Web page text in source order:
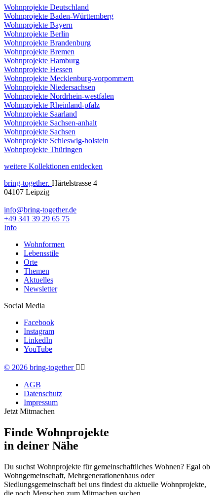
Wohnprojekte Deutschland
Wohnprojekte Baden-Württemberg
Wohnprojekte Bayern
Wohnprojekte Berlin
Wohnprojekte Brandenburg
Wohnprojekte Bremen
Wohnprojekte Hamburg
Wohnprojekte Hessen
Wohnprojekte Mecklenburg-vorpommern
Wohnprojekte Niedersachsen
Wohnprojekte Nordrhein-westfalen
Wohnprojekte Rheinland-pfalz
Wohnprojekte Saarland
Wohnprojekte Sachsen-anhalt
Wohnprojekte Sachsen
Wohnprojekte Schleswig-holstein
Wohnprojekte Thüringen
weitere Kollektionen entdecken
bring-together. Härtelstrasse 4
04107 Leipzig
info@bring-together.de
+49 341 39 29 65 75
Info
Wohnformen
Lebensstile
Orte
Themen
Aktuelles
Newsletter
Social Media
Facebook
Instagram
LinkedIn
YouTube
© 2026 bring-together 🏳️‍🌈
AGB
Datenschutz
Impressum
Jetzt Mitmachen
Finde Wohnprojekte
in deiner Nähe
Du suchst Wohnprojekte für gemeinschaftliches Wohnen? Egal ob
Wohngemeinschaft, Mehrgenerationenhaus oder
Siedlungsgemeinschaft bei uns findest du aktuelle Wohnprojekte,